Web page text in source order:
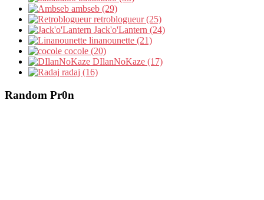
ambseb (29)
retroblogueur (25)
Jack'o'Lantern (24)
linanounette (21)
cocole (20)
DIlanNoKaze (17)
radaj (16)
Random Pr0n